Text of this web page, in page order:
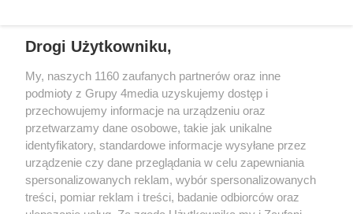
Reklama Kontakt Regulamin
Dystrybucja
Regulamin prenumeraty
Polityka Prywatności
Zapisz się do newslettera
Drogi Użytkowniku,
My, naszych 1160 zaufanych partnerów oraz inne
podmioty z Grupy 4media uzyskujemy dostęp i
przechowujemy informacje na urządzeniu oraz
przetwarzamy dane osobowe, takie jak unikalne
identyfikatory, standardowe informacje wysyłane przez
urządzenie czy dane przeglądania w celu zapewniania
spersonalizowanych reklam, wybór spersonalizowanych
treści, pomiar reklam i treści, badanie odbiorców oraz